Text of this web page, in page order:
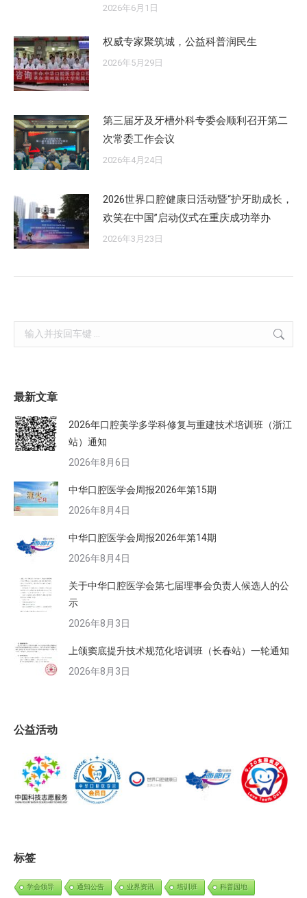
2026年6月1日
权威专家聚筑城，公益科普润民生
2026年5月29日
第三届牙及牙槽外科专委会顺利召开第二
次常委工作会议
2026年4月24日
2026世界口腔健康日活动暨“护牙助成长，
欢笑在中国”启动仪式在重庆成功举办
2026年3月23日
Search:
最新文章
2026年口腔美学多学科修复与重建技术培训班（浙江
站）通知
2026年8月6日
中华口腔医学会周报2026年第15期
2026年8月4日
中华口腔医学会周报2026年第14期
2026年8月4日
关于中华口腔医学会第七届理事会负责人候选人的公
示
2026年8月3日
上颌窦底提升技术规范化培训班（长春站）一轮通知
2026年8月3日
公益活动
标签
学会领导 通知公告 业界资讯 培训班 科普园地